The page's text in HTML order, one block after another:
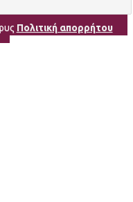
Πολιτική απορρήτου